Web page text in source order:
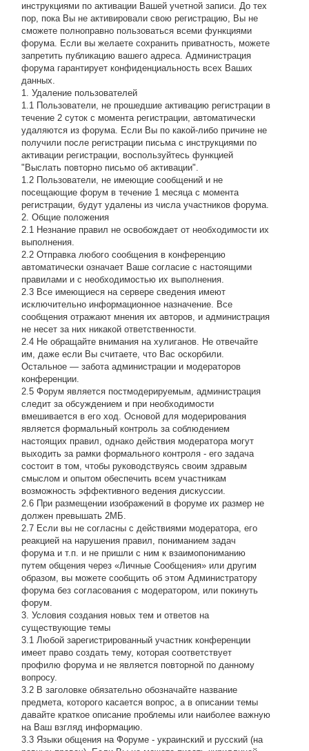
инструкциями по активации Вашей учетной записи. До тех
пор, пока Вы не активировали свою регистрацию, Вы не
сможете полноправно пользоваться всеми функциями
форума. Если вы желаете сохранить приватность, можете
запретить публикацию вашего адреса. Администрация
форума гарантирует конфиденциальность всех Ваших
данных.
1. Удаление пользователей
1.1 Пользователи, не прошедшие активацию регистрации в
течение 2 суток с момента регистрации, автоматически
удаляются из форума. Если Вы по какой-либо причине не
получили после регистрации письма с инструкциями по
активации регистрации, воспользуйтесь функцией
"Выслать повторно письмо об активации".
1.2 Пользователи, не имеющие сообщений и не
посещающие форум в течение 1 месяца с момента
регистрации, будут удалены из числа участников форума.
2. Общие положения
2.1 Hезнание правил не освобождает от необходимости их
выполнения.
2.2 Отправка любого сообщения в конференцию
автоматически означает Ваше согласие с настоящими
правилами и с необходимостью их выполнения.
2.3 Все имеющиеся на сервере сведения имеют
исключительно информационное назначение. Все
сообщения отражают мнения их авторов, и администрация
не несет за них никакой ответственности.
2.4 Не обращайте внимания на хулиганов. Не отвечайте
им, даже если Вы считаете, что Вас оскорбили.
Остальное — забота администрации и модераторов
конференции.
2.5 Форум является постмодерируемым, администрация
следит за обсуждением и при необходимости
вмешивается в его ход. Основой для модерирования
является формальный контроль за соблюдением
настоящих правил, однако действия модератора могут
выходить за рамки формального контроля - его задача
состоит в том, чтобы руководствуясь своим здравым
смыслом и опытом обеспечить всем участникам
возможность эффективного ведения дискуссии.
2.6 При размещении изображений в форуме их размер не
должен превышать 2МБ.
2.7 Если вы не согласны с действиями модератора, его
реакцией на нарушения правил, пониманием задач
форума и т.п. и не пришли с ним к взаимопониманию
путем общения через «Личные Сообщения» или другим
образом, вы можете сообщить об этом Администратору
форума без согласования с модератором, или покинуть
форум.
3. Условия создания новых тем и ответов на
существующие темы
3.1 Любой зарегистрированный участник конференции
имеет право создать тему, которая соответствует
профилю форума и не является повторной по данному
вопросу.
3.2 В заголовке обязательно обозначайте название
предмета, которого касается вопрос, а в описании темы
давайте краткое описание проблемы или наиболее важную
на Ваш взгляд информацию.
3.3 Языки общения на Форуме - украинский и русский (на